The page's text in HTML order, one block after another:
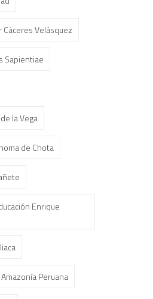
Velásquez
Sapientiae
la Vega
de Chota
Enrique
Peruana